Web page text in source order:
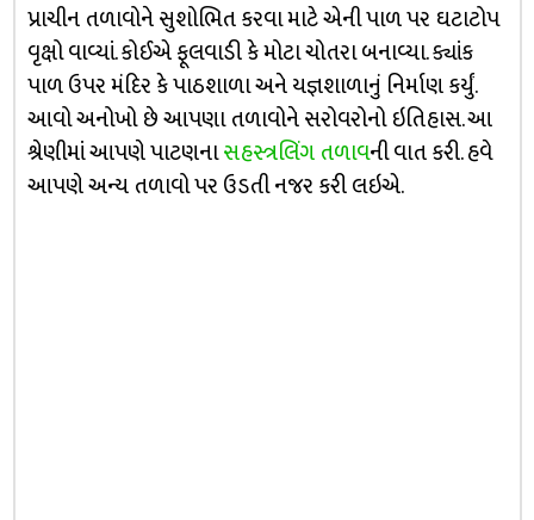
પ્રાચીન તળાવોને સુશોભિત કરવા માટે એની પાળ પર ઘટાટોપ
વૃક્ષો વાવ્યાં. કોઈએ ફૂલવાડી કે મોટા ચોતરા બનાવ્યા. ક્યાંક
પાળ ઉપર મંદિર કે પાઠશાળા અને યજ્ઞશાળાનું નિર્માણ કર્યું.
આવો અનોખો છે આપણા તળાવોને સરોવરોનો ઇતિહાસ. આ
શ્રેણીમાં આપણે પાટણનાસહસ્ત્રલિંગ તળાવની વાત કરી. હવે
આપણે અન્ય તળાવો પર ઉડતી નજર કરી લઇએ.